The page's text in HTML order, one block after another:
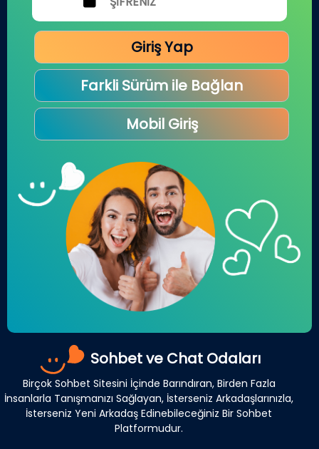
Giriş Yap
Farkli Sürüm ile Bağlan
Mobil Giriş
Sohbet ve Chat Odaları
Birçok Sohbet Sitesini İçinde Barındıran, Birden Fazla
İnsanlarla Tanışmanızı Sağlayan, İsterseniz Arkadaşlarınızla,
İsterseniz Yeni Arkadaş Edinebileceğiniz Bir Sohbet
Platformudur.